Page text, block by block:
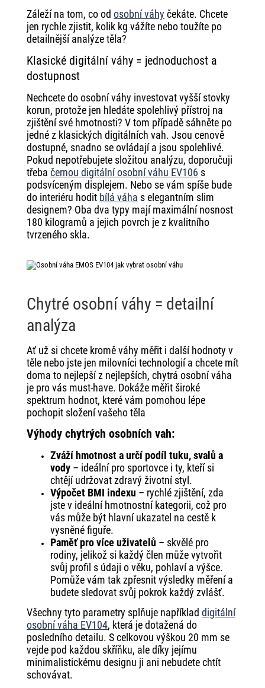
Záleží na tom, co od osobní váhy čekáte. Chcete
jen rychle zjistit, kolik kg vážíte nebo toužíte po
detailnější analýze těla?
Klasické digitální váhy = jednoduchost a
dostupnost
Nechcete do osobní váhy investovat vyšší stovky
korun, protože jen hledáte spolehlivý přístroj na
zjištění své hmotnosti? V tom případě sáhněte po
jedné z klasických digitálních vah. Jsou cenově
dostupné, snadno se ovládají a jsou spolehlivé.
Pokud nepotřebujete složitou analýzu, doporučuji
třeba černou digitální osobní váhu EV106 s
podsvíceným displejem. Nebo se vám spíše bude
do interiéru hodit bílá váha s elegantním slim
designem? Oba dva typy mají maximální nosnost
180 kilogramů a jejich povrch je z kvalitního
tvrzeného skla.
Chytré osobní váhy = detailní
analýza
Ať už si chcete kromě váhy měřit i další hodnoty v
těle nebo jste jen milovníci technologií a chcete mít
doma to nejlepší z nejlepších, chytrá osobní váha
je pro vás must-have. Dokáže měřit široké
spektrum hodnot, které vám pomohou lépe
pochopit složení vašeho těla
Výhody chytrých osobních vah:
Zváží hmotnost a určí podíl tuku, svalů a
vody – ideální pro sportovce i ty, kteří si
chtějí udržovat zdravý životní styl.
Výpočet BMI indexu – rychlé zjištění, zda
jste v ideální hmotnostní kategorii, což pro
vás může být hlavní ukazatel na cestě k
vysněné figuře.
Paměť pro více uživatelů – skvělé pro
rodiny, jelikož si každý člen může vytvořit
svůj profil s údaji o věku, pohlaví a výšce.
Pomůže vám tak zpřesnit výsledky měření a
budete sledovat svůj pokrok každý zvlášť.
Všechny tyto parametry splňuje například digitální
osobní váha EV104, která je dotažená do
posledního detailu. S celkovou výškou 20 mm se
vejde pod každou skříňku, ale díky jejímu
minimalistickému designu ji ani nebudete chtít
schovávat.